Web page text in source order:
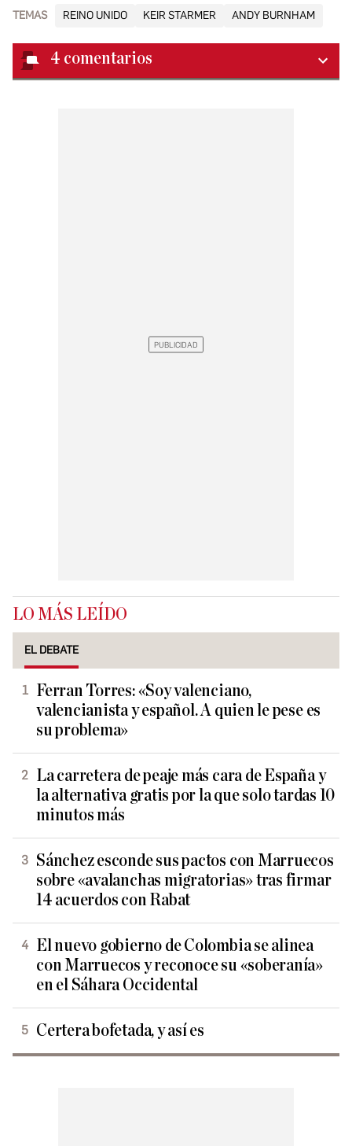
TEMAS REINO UNIDO KEIR STARMER ANDY BURNHAM
4 comentarios
LO MÁS LEÍDO
EL DEBATE
Ferran Torres: «Soy valenciano,
valencianista y español. A quien le pese es
su problema»
La carretera de peaje más cara de España y
la alternativa gratis por la que solo tardas 10
minutos más
Sánchez esconde sus pactos con Marruecos
sobre «avalanchas migratorias» tras firmar
14 acuerdos con Rabat
El nuevo gobierno de Colombia se alinea
con Marruecos y reconoce su «soberanía»
en el Sáhara Occidental
Certera bofetada, y así es